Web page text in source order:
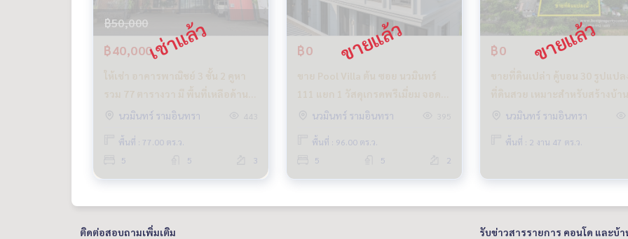
฿50,000
฿40,000
ข้าง ซอย พระยาสุเรนทร์ 30 หรือ
นวมินทร์ รามอินทรา
พื้นที่ : 77.00 ตร.ว.
5
5 3
฿0
รถ 4 คัน
นวมินทร์ รามอินทรา
พื้นที่ : 96.00 ตร.ว.
5
5 2
฿0
โกดัง และ Office เดินทางสะดว
นวมินทร์ รามอินทรา
พื้นที่ : 2 งาน 47 ตร.ว.
ติดต่อสอบถามเพิ่มเติม รับข่าวสารรายการ คอนโด และบ้า